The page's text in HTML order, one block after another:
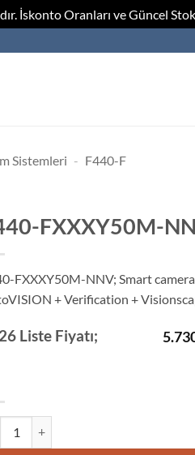
İskonto Oranları ve Güncel
Sistemleri - F440-F
FXXXY50M-
FXXXY50M-NNV; Smart
+ Verification +
Liste Fiyatı;